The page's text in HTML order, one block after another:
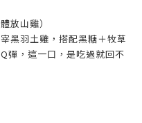
放山雞）
黑羽土雞，搭配黑糖＋牧草
彈，這一口，是吃過就回不